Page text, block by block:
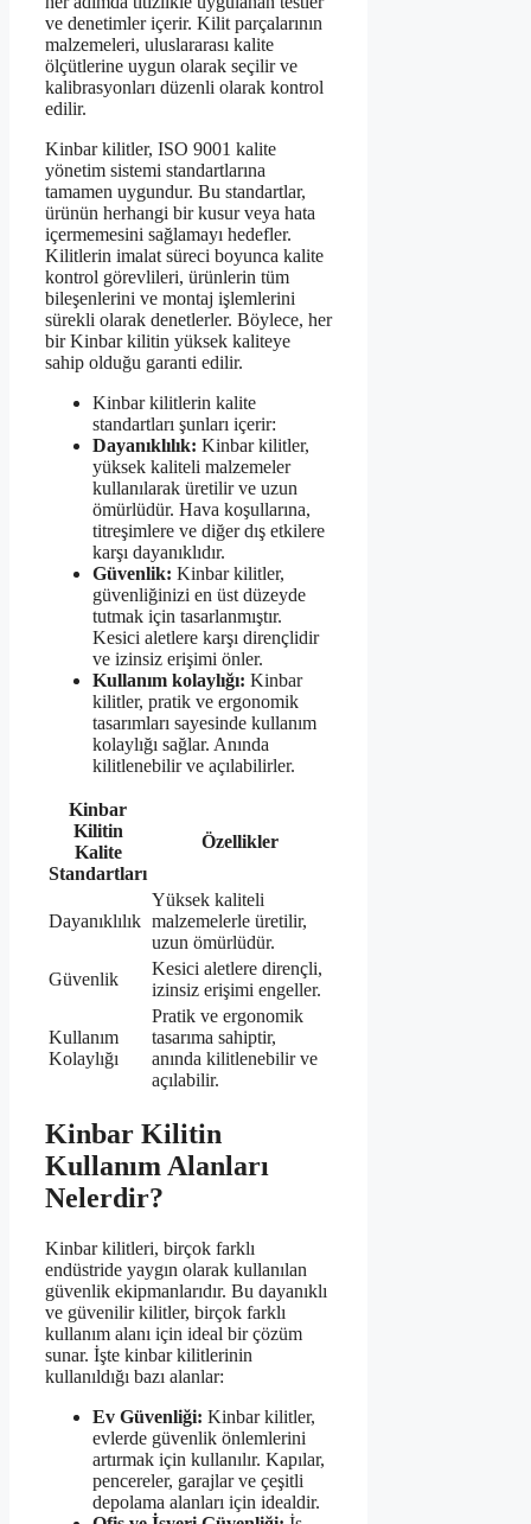
ve denetimler içerir. Kilit parçalarının
malzemeleri, uluslararası kalite
ölçütlerine uygun olarak seçilir ve
kalibrasyonları düzenli olarak kontrol
edilir.
Kinbar kilitler, ISO 9001 kalite
yönetim sistemi standartlarına
tamamen uygundur. Bu standartlar,
ürünün herhangi bir kusur veya hata
içermemesini sağlamayı hedefler.
Kilitlerin imalat süreci boyunca kalite
kontrol görevlileri, ürünlerin tüm
bileşenlerini ve montaj işlemlerini
sürekli olarak denetlerler. Böylece, her
bir Kinbar kilitin yüksek kaliteye
sahip olduğu garanti edilir.
Kinbar kilitlerin kalite
standartları şunları içerir:
Dayanıklılık: Kinbar kilitler,
yüksek kaliteli malzemeler
kullanılarak üretilir ve uzun
ömürlüdür. Hava koşullarına,
titreşimlere ve diğer dış etkilere
karşı dayanıklıdır.
Güvenlik: Kinbar kilitler,
güvenliğinizi en üst düzeyde
tutmak için tasarlanmıştır.
Kesici aletlere karşı dirençlidir
ve izinsiz erişimi önler.
Kullanım kolaylığı: Kinbar
kilitler, pratik ve ergonomik
tasarımları sayesinde kullanım
kolaylığı sağlar. Anında
kilitlenebilir ve açılabilirler.
Kinbar
Kilitin
Kalite
Standartları
Özellikler
Dayanıklılık
Yüksek kaliteli
malzemelerle üretilir,
uzun ömürlüdür.
Güvenlik
Kesici aletlere dirençli,
izinsiz erişimi engeller.
Kullanım
Kolaylığı
Pratik ve ergonomik
tasarıma sahiptir,
anında kilitlenebilir ve
açılabilir.
Kinbar Kilitin
Kullanım Alanları
Nelerdir?
Kinbar kilitleri, birçok farklı
endüstride yaygın olarak kullanılan
güvenlik ekipmanlarıdır. Bu dayanıklı
ve güvenilir kilitler, birçok farklı
kullanım alanı için ideal bir çözüm
sunar. İşte kinbar kilitlerinin
kullanıldığı bazı alanlar:
Ev Güvenliği: Kinbar kilitler,
evlerde güvenlik önlemlerini
artırmak için kullanılır. Kapılar,
pencereler, garajlar ve çeşitli
depolama alanları için idealdir.